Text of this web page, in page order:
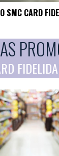
SMC CARD